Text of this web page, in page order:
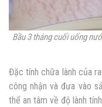
Bầu 3 tháng cuối uống
Đặc tính chữa lành của
công nhận và đưa vào
thể an tâm về độ lành